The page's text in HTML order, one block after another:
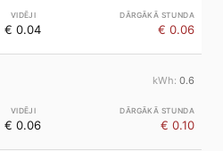
€ 0.04 € 0.06
0.6
€ 0.06 € 0.10